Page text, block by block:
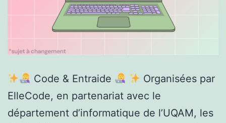
Code & Entraide
Organisées par
ElleCode, en partenariat avec le
département d’informatique de l’UQAM, les